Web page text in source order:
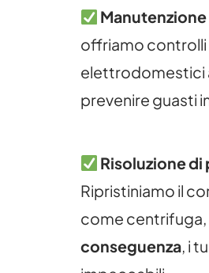
offriamo controlli
elettrodomestici
prevenire guasti
Risoluzione
Ripristiniamo il
come centrifuga,
conseguenza, i